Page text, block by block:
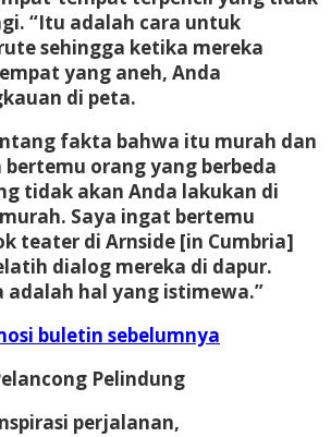
“Itu adalah cara untuk
sehingga ketika mereka
yang aneh, Anda
di peta.
fakta bahwa itu murah dan
bertemu orang yang berbeda
tidak akan Anda lakukan di
Saya ingat bertemu
teater di Arnside [in Cumbria]
dialog mereka di dapur.
adalah hal yang istimewa.”
buletin sebelumnya
Pelindung
perjalanan,